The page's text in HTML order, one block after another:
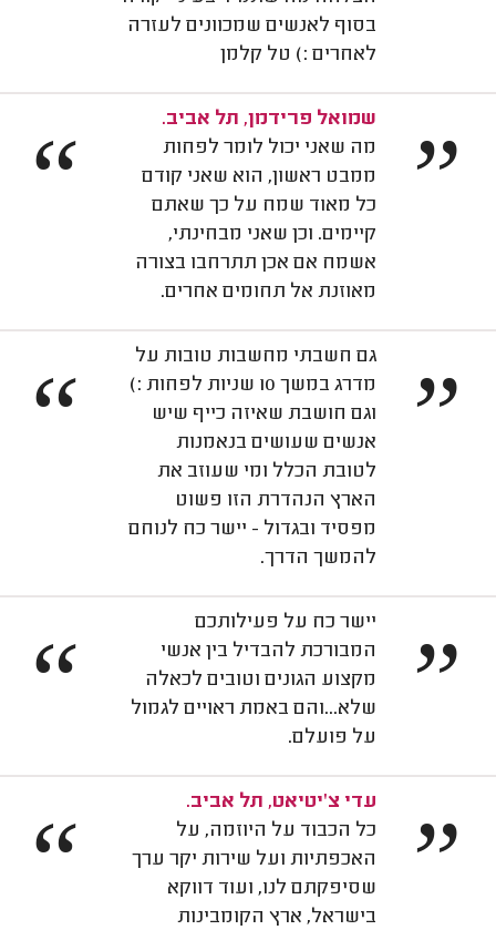
בסוף לאנשים שמכוונים לעזרה
לאחרים :) טל קלמן
”
שמואל פרידמן, תל אביב.
מה שאני יכול לומר לפחות
ממבט ראשון, הוא שאני קודם
כל מאוד שמח על כך שאתם
קיימים. וכן שאני מבחינתי,
אשמח אם אכן תתרחבו בצורה
מאוזנת אל תחומים אחרים.
“
”
גם חשבתי מחשבות טובות על
מדרג במשך 10 שניות לפחות :)
וגם חושבת שאיזה כייף שיש
אנשים שעושים בנאמנות
לטובת הכלל ומי שעוזב את
הארץ הנהדרת הזו פשוט
מפסיד ובגדול - יישר כח לנוחם
להמשך הדרך.
“
”
יישר כח על פעילותכם
המבורכת להבדיל בין אנשי
מקצוע הגונים וטובים לכאלה
שלא...והם באמת ראויים לגמול
על פועלם.
“
”
עדי צ'יטיאט, תל אביב.
כל הכבוד על היוזמה, על
האכפתיות ועל שירות יקר ערך
שסיפקתם לנו, ועוד דווקא
בישראל, ארץ הקומבינות
“